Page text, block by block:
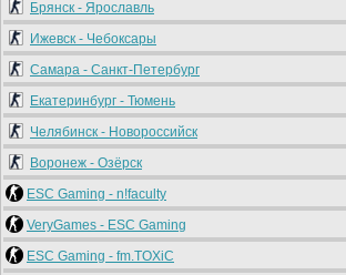
Брянск - Ярославль
Ижевск - Чебоксары
Самара - Санкт-Петербург
Екатеринбург - Тюмень
Челябинск - Новороссийск
Воронеж - Озёрск
ESC Gaming - n!faculty
VeryGames - ESC Gaming
ESC Gaming - fm.TOXiC